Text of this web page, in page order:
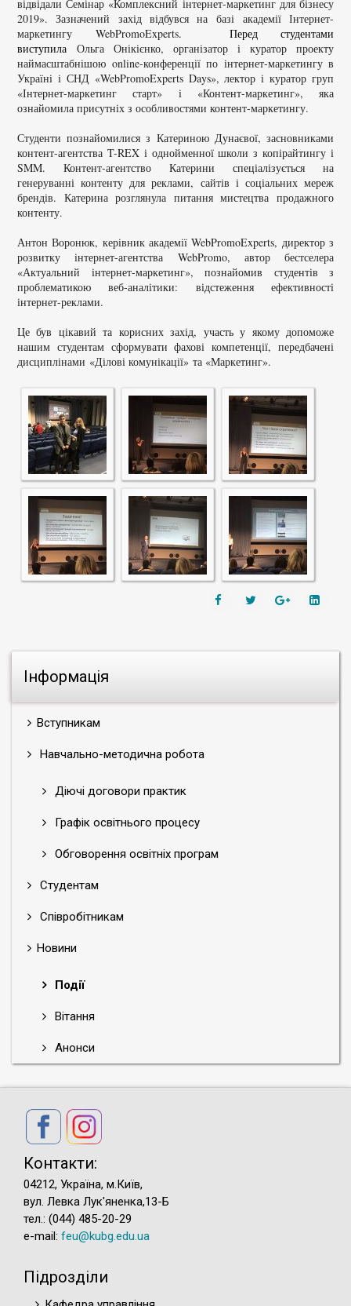
Інформація
Вступникам
Навчально-методична робота
Діючі договори практик
Графік освітнього процесу
Обговорення освітніх програм
Студентам
Співробітникам
Новини
Події
Вітання
Анонси
відвідали Семінар «Комплексний інтернет-маркетинг для бізнесу
2019». Зазначений захід відбувся на базі академії Інтернет-
маркетингу WebPromoExperts. Перед студентами
виступила Ольга Онікієнко, організатор і куратор проекту
наймасштабнішою online-конференції по інтернет-маркетингу в
Україні і СНД «WebPromoExperts Days», лектор і куратор груп
«Інтернет-маркетинг старт» і «Контент-маркетинг», яка
ознайомила присутніх з особливостями контент-маркетингу.
Студенти познайомилися з Катериною Дунаєвої, засновниками
контент-агентства T-REX і однойменної школи з копірайтингу і
SMM. Контент-агентство Катерини спеціалізується на
генеруванні контенту для реклами, сайтів і соціальних мереж
брендів. Катерина розглянула питання мистецтва продажного
контенту.
Антон Воронюк, керівник академії WebPromoExperts, директор з
розвитку інтернет-агентства WebPromo, автор бестселера
«Актуальний інтернет-маркетинг», познайомив студентів з
проблематикою веб-аналітики: відстеження ефективності
інтернет-реклами.
Це був цікавий та корисних захід, участь у якому допоможе
нашим студентам сформувати фахові компетенції, передбачені
дисциплінами «Ділові комунікації» та «Маркетинг».
Контакти:
04212, Україна, м.Київ,
вул. Левка Лук'яненка,13-Б
тел.: (044) 485-20-29
e-mail: feu@kubg.edu.ua
Підрозділи